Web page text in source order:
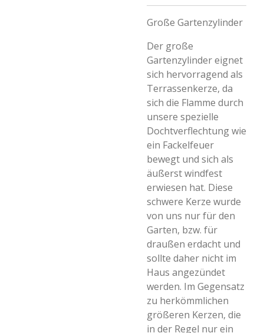
Große Gartenzylinder
Der große
Gartenzylinder eignet
sich hervorragend als
Terrassenkerze, da
sich die Flamme durch
unsere spezielle
Dochtverflechtung wie
ein Fackelfeuer
bewegt und sich als
äußerst windfest
erwiesen hat. Diese
schwere Kerze wurde
von uns nur für den
Garten, bzw. für
draußen erdacht und
sollte daher nicht im
Haus angezündet
werden. Im Gegensatz
zu herkömmlichen
größeren Kerzen, die
in der Regel nur ein